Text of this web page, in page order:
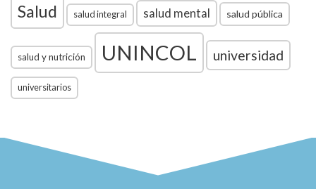
Salud salud integral salud mental salud pública
salud y nutrición UNINCOL universidad
universitarios